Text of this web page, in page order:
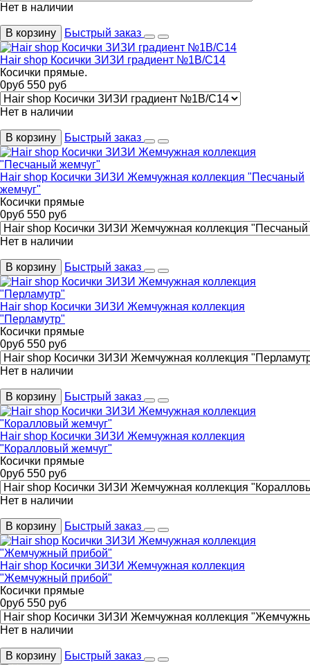
Нет в наличии
В корзину Быстрый заказ
Hair shop Косички ЗИЗИ градиент №1B/С14
Косички прямые.
0руб 550 руб
Нет в наличии
В корзину Быстрый заказ
Hair shop Косички ЗИЗИ Жемчужная коллекция "Песчаный
жемчуг"
Косички прямые
0руб 550 руб
Нет в наличии
В корзину Быстрый заказ
Hair shop Косички ЗИЗИ Жемчужная коллекция
"Перламутр"
Косички прямые
0руб 550 руб
Нет в наличии
В корзину Быстрый заказ
Hair shop Косички ЗИЗИ Жемчужная коллекция
"Коралловый жемчуг"
Косички прямые
0руб 550 руб
Нет в наличии
В корзину Быстрый заказ
Hair shop Косички ЗИЗИ Жемчужная коллекция
"Жемчужный прибой"
Косички прямые
0руб 550 руб
Нет в наличии
В корзину Быстрый заказ